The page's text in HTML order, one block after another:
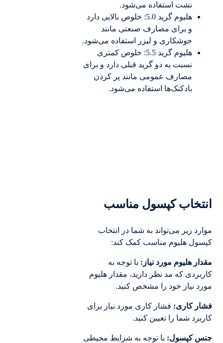
نشت استفاده می‌شود.
هلیوم گرید 5.0: خلوص بالایی دارد
و برای مصارف صنعتی مانند
جوشکاری و لیزر استفاده می‌شود.
هلیوم گرید 5.5: خلوص کمتری
نسبت به دو گرید قبلی دارد و برای
مصارف عمومی مانند پر کردن
بادکنک‌ها استفاده می‌شود.
انتخاب کپسول مناسب
موارد زیر می‌تواند به شما در انتخاب
کپسول هلیوم مناسب کمک کند:
مقدار هلیوم مورد نیاز: با توجه به
کاربردی که مد نظر دارید، مقدار هلیوم
مورد نیاز خود را مشخص کنید.
فشار کاری: فشار کاری مورد نیاز برای
کاربرد شما را تعیین کنید.
جنس کپسول: با توجه به شرایط محیطی